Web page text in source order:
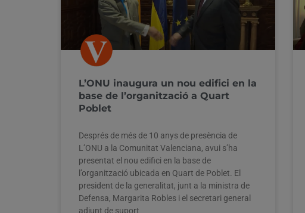
L’ONU inaugura un nou edifici en la
base de l’organització a Quart
Poblet
Després de més de 10 anys de presència de
L’ONU a la Comunitat Valenciana, avui s’ha
presentat el nou edifici en la base de
l’organització ubicada en Quart de Poblet. El
president de la generalitat, junt a la ministra de
Defensa, Margarita Robles i el secretari general
adjunt de suport